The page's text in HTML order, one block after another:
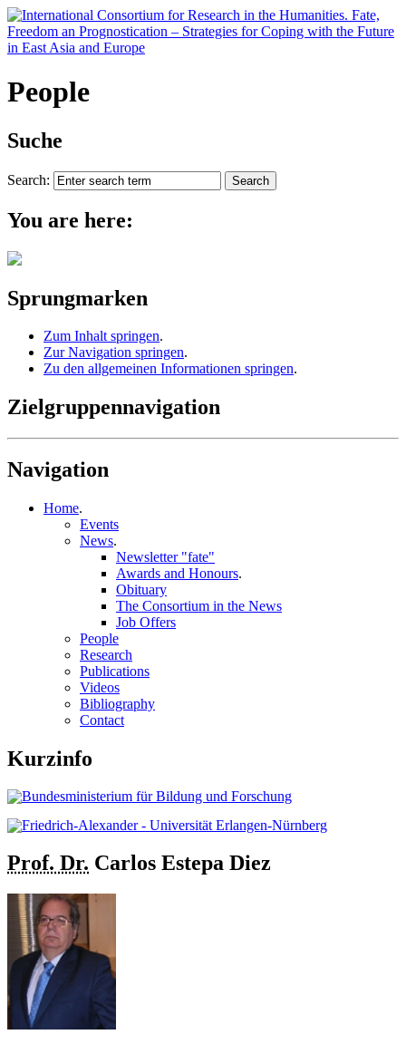
People
Suche
Search:
You are here:
Sprungmarken
Zum Inhalt springen.
Zur Navigation springen.
Zu den allgemeinen Informationen springen.
Zielgruppennavigation
Navigation
Home.
Events
News.
Newsletter "fate"
Awards and Honours.
Obituary
The Consortium in the News
Job Offers
People
Research
Publications
Videos
Bibliography
Contact
Kurzinfo
Prof. Dr. Carlos Estepa Diez